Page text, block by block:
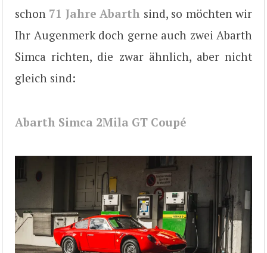
schon 71 Jahre Abarth sind, so möchten wir
Ihr Augenmerk doch gerne auch zwei Abarth
Simca richten, die zwar ähnlich, aber nicht
gleich sind:
Abarth Simca 2Mila GT Coupé